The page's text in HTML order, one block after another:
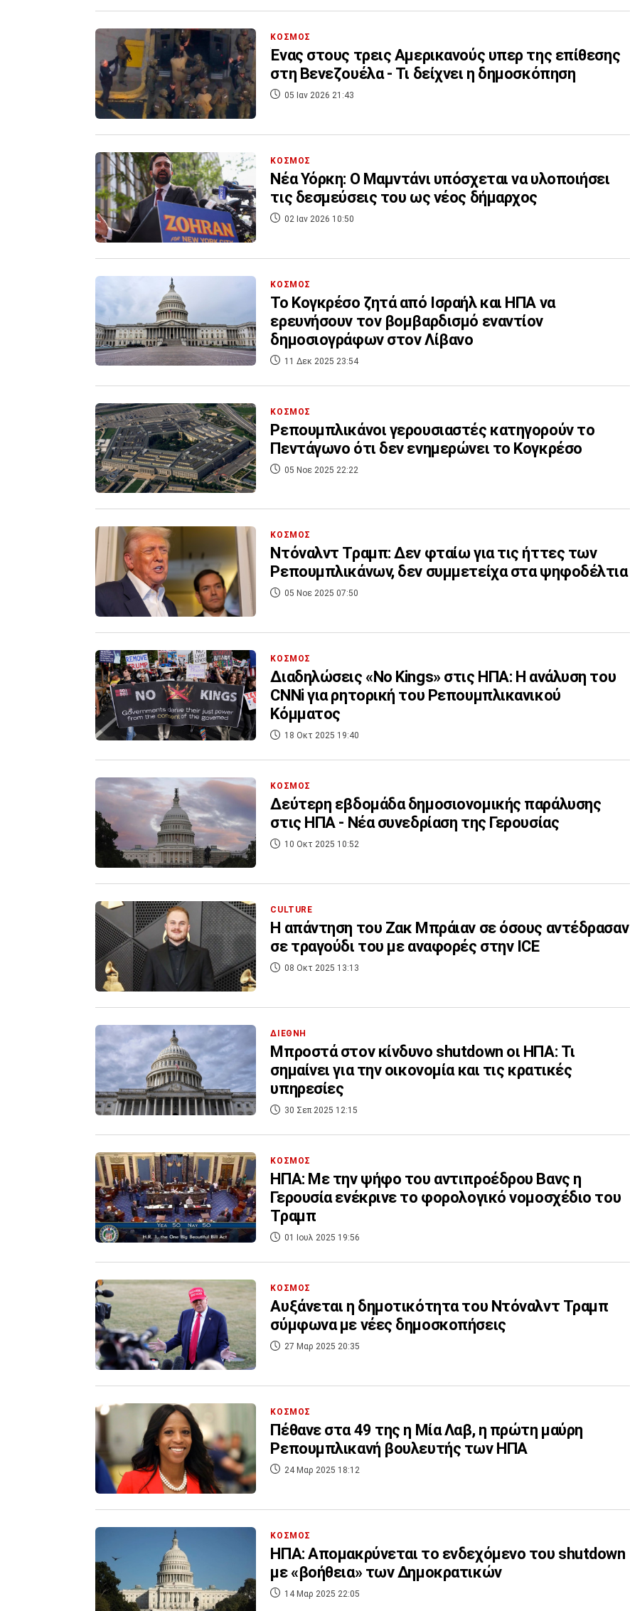
ΚΟΣΜΟΣ
Ένας στους τρεις Αμερικανούς υπερ της επίθεσης
στη Βενεζουέλα - Τι δείχνει η δημοσκόπηση
05 Ιαν 2026 21:43
ΚΟΣΜΟΣ
Νέα Υόρκη: Ο Μαμντάνι υπόσχεται να υλοποιήσει
τις δεσμεύσεις του ως νέος δήμαρχος
02 Ιαν 2026 10:50
ΚΟΣΜΟΣ
Το Κογκρέσο ζητά από Ισραήλ και ΗΠΑ να
ερευνήσουν τον βομβαρδισμό εναντίον
δημοσιογράφων στον Λίβανο
11 Δεκ 2025 23:54
ΚΟΣΜΟΣ
Ρεπουμπλικάνοι γερουσιαστές κατηγορούν το
Πεντάγωνο ότι δεν ενημερώνει το Κογκρέσο
05 Νοε 2025 22:22
ΚΟΣΜΟΣ
Ντόναλντ Τραμπ: Δεν φταίω για τις ήττες των
Ρεπουμπλικάνων, δεν συμμετείχα στα ψηφοδέλτια
05 Νοε 2025 07:50
ΚΟΣΜΟΣ
Διαδηλώσεις «No Kings» στις ΗΠΑ: Η ανάλυση του
CNNi για ρητορική του Ρεπουμπλικανικού
Κόμματος
18 Οκτ 2025 19:40
ΚΟΣΜΟΣ
Δεύτερη εβδομάδα δημοσιονομικής παράλυσης
στις ΗΠΑ - Νέα συνεδρίαση της Γερουσίας
10 Οκτ 2025 10:52
CULTURE
Η απάντηση του Ζακ Μπράιαν σε όσους αντέδρασαν
σε τραγούδι του με αναφορές στην ICE
08 Οκτ 2025 13:13
ΔΙΕΘΝΗ
Μπροστά στον κίνδυνο shutdown οι ΗΠΑ: Τι
σημαίνει για την οικονομία και τις κρατικές
υπηρεσίες
30 Σεπ 2025 12:15
ΚΟΣΜΟΣ
ΗΠΑ: Με την ψήφο του αντιπροέδρου Βανς η
Γερουσία ενέκρινε το φορολογικό νομοσχέδιο του
Τραμπ
01 Ιουλ 2025 19:56
ΚΟΣΜΟΣ
Αυξάνεται η δημοτικότητα του Ντόναλντ Τραμπ
σύμφωνα με νέες δημοσκοπήσεις
27 Μαρ 2025 20:35
ΚΟΣΜΟΣ
Πέθανε στα 49 της η Μία Λαβ, η πρώτη μαύρη
Ρεπουμπλικανή βουλευτής των ΗΠΑ
24 Μαρ 2025 18:12
ΚΟΣΜΟΣ
ΗΠΑ: Απομακρύνεται το ενδεχόμενο του shutdown
με «βοήθεια» των Δημοκρατικών
14 Μαρ 2025 22:05